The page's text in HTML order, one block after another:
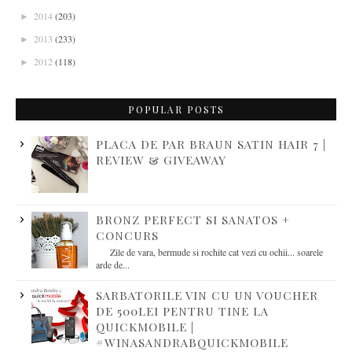
► 2014(203)
► 2013 (233)
► 2012 (118)
POPULAR POSTS
PLACA DE PAR BRAUN SATIN HAIR 7 |
REVIEW & GIVEAWAY
BRONZ PERFECT SI SANATOS +
CONCURS
Zile de vara, bermude si rochite cat vezi cu ochii... soarele
arde de...
SARBATORILE VIN CU UN VOUCHER
DE 500LEI PENTRU TINE LA
QUICKMOBILE |
#WINASANDRABQUICKMOBILE